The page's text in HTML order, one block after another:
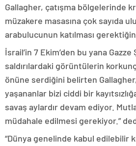
Gallagher, çatışma bölgelerinde
müzakere masasına çok sayıda
arabulucunun katılması
İsrail’in 7 Ekim’den bu yana
saldırılardaki görüntülerin
önüne serdiğini belirten Gallagher,
yaşananlar bizi ciddi bir
savaş aylardır devam ediyor.
müdahale edilmesi gerekiyor.”
“Dünya genelinde kabul edilebilir